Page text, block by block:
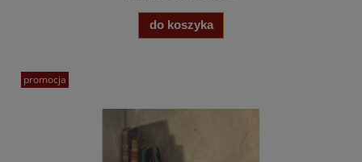
do koszyka
promocja